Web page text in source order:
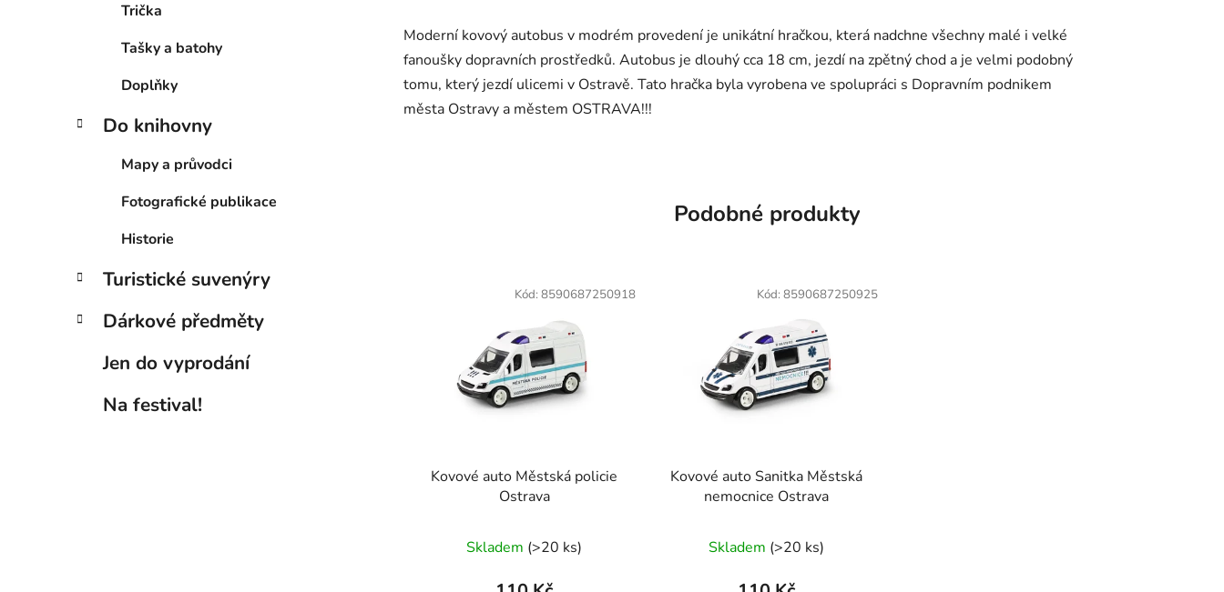
Trička
Tašky a batohy
Doplňky
Do knihovny
Mapy a průvodci
Fotografické publikace
Historie
Turistické suvenýry
Dárkové předměty
Jen do vyprodání
Na festival!
Moderní kovový autobus v modrém provedení je unikátní hračkou, která nadchne všechny malé i velké
fanoušky dopravních prostředků. Autobus je dlouhý cca 18 cm, jezdí na zpětný chod a je velmi podobný
tomu, který jezdí ulicemi v Ostravě. Tato hračka byla vyrobena ve spolupráci s Dopravním podnikem
města Ostravy a městem OSTRAVA!!!
Podobné produkty
Kovové auto Městská policie
Ostrava
Skladem (>20 ks)
Kód: 8590687250918
Kovové auto Sanitka Městská
nemocnice Ostrava
Skladem (>20 ks)
Kód: 8590687250925